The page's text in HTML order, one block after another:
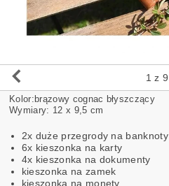
1 z 9
Kolor:brązowy cognac błyszczący
Wymiary: 12 x 9,5 cm
2x duże przegrody na banknoty
6x kieszonka na karty
4x kieszonka na dokumenty
kieszonka na zamek
kieszonka na monety